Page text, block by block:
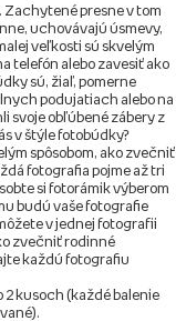
Zachytené presne v tom
uchovávajú úsmevy,
veľkosti sú skvelým
telefón alebo zavesiť ako
sú, žiaľ, pomerne
podujatiach alebo na
svoje obľúbené zábery z
v štýle fotobúdky?
spôsobom, ako zvečniť
fotografia pojme až tri
si fotorámik výberom
budú vaše fotografie
v jednej fotografii
zvečniť rodinné
každú fotografiu
2 kusoch (každé balenie